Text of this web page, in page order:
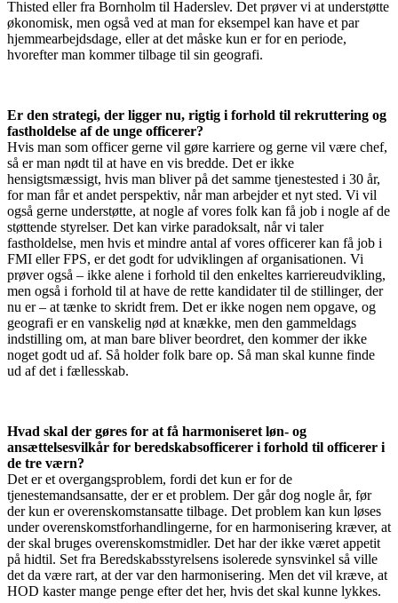
Thisted eller fra Bornholm til Haderslev. Det prøver vi at understøtte
økonomisk, men også ved at man for eksempel kan have et par
hjemmearbejdsdage, eller at det måske kun er for en periode,
hvorefter man kommer tilbage til sin geografi.
Er den strategi, der ligger nu, rigtig i forhold til rekruttering og
fastholdelse af de unge officerer?
Hvis man som officer gerne vil gøre karriere og gerne vil være chef,
så er man nødt til at have en vis bredde. Det er ikke
hensigtsmæssigt, hvis man bliver på det samme tjenestested i 30 år,
for man får et andet perspektiv, når man arbejder et nyt sted. Vi vil
også gerne understøtte, at nogle af vores folk kan få job i nogle af de
støttende styrelser. Det kan virke paradoksalt, når vi taler
fastholdelse, men hvis et mindre antal af vores officerer kan få job i
FMI eller FPS, er det godt for udviklingen af organisationen. Vi
prøver også – ikke alene i forhold til den enkeltes karriereudvikling,
men også i forhold til at have de rette kandidater til de stillinger, der
nu er – at tænke to skridt frem. Det er ikke nogen nem opgave, og
geografi er en vanskelig nød at knække, men den gammeldags
indstilling om, at man bare bliver beordret, den kommer der ikke
noget godt ud af. Så holder folk bare op. Så man skal kunne finde
ud af det i fællesskab.
Hvad skal der gøres for at få harmoniseret løn- og
ansættelsesvilkår for beredskabsofficerer i forhold til officerer i
de tre værn?
Det er et overgangsproblem, fordi det kun er for de
tjenestemandsansatte, der er et problem. Der går dog nogle år, før
der kun er overenskomstansatte tilbage. Det problem kan kun løses
under overenskomstforhandlingerne, for en harmonisering kræver, at
der skal bruges overenskomstmidler. Det har der ikke været appetit
på hidtil. Set fra Beredskabsstyrelsens isolerede synsvinkel så ville
det da være rart, at der var den harmonisering. Men det vil kræve, at
HOD kaster mange penge efter det her, hvis det skal kunne lykkes.